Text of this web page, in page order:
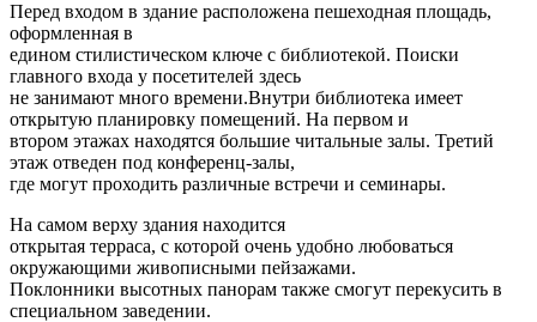
Перед входом в здание расположена пешеходная площадь,
оформленная в
едином стилистическом ключе с библиотекой. Поиски
главного входа у посетителей здесь
не занимают много времени.Внутри библиотека имеет
открытую планировку помещений. На первом и
втором этажах находятся большие читальные залы. Третий
этаж отведен под конференц-залы,
где могут проходить различные встречи и семинары.
На самом верху здания находится
открытая терраса, с которой очень удобно любоваться
окружающими живописными пейзажами.
Поклонники высотных панорам также смогут перекусить в
специальном заведении.